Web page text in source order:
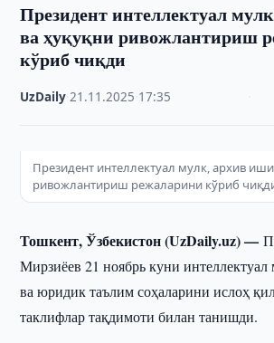
Президент интеллектуал
ва ҳуқуқни ривожлантириш
кўриб чиқди
UzDaily ·21.11.2025 17:35
Президент интеллектуал мулк, архив
ривожлантириш режаларини кўриб
Тошкент, Ўзбекистон (UzDaily.uz) —
Мирзиёев 21 ноябрь куни
ва юридик таълим соҳаларини ислоҳ
таклифлар тақдимоти билан танишди.